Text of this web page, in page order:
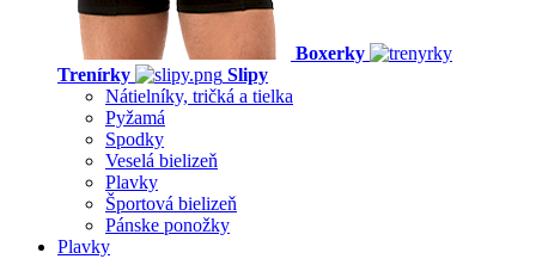
Boxerky
Trenírky
Slipy
Nátielníky, tričká a tielka
Pyžamá
Spodky
Veselá bielizeň
Plavky
Športová bielizeň
Pánske ponožky
Plavky